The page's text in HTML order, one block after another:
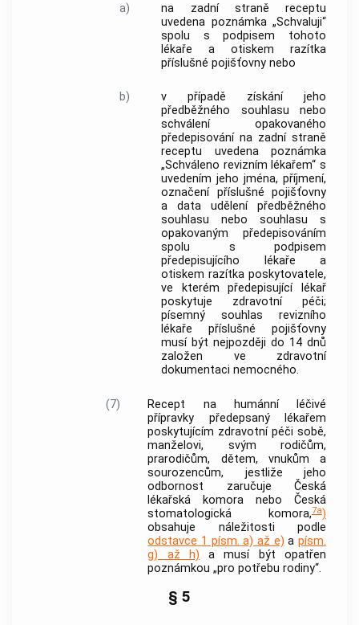
a)
na zadní straně receptu
uvedena poznámka „Schvaluji“
spolu s podpisem tohoto
lékaře a otiskem razítka
příslušné pojišťovny nebo
b)
v případě získání jeho
předběžného souhlasu nebo
schválení opakovaného
předepisování na zadní straně
receptu uvedena poznámka
„Schváleno revizním lékařem“ s
uvedením jeho jména, příjmení,
označení příslušné pojišťovny
a data udělení předběžného
souhlasu nebo souhlasu s
opakovaným předepisováním
spolu s podpisem
předepisujícího lékaře a
otiskem razítka poskytovatele,
ve kterém předepisující lékař
poskytuje zdravotní péči;
písemný souhlas revizního
lékaře příslušné pojišťovny
musí být nejpozději do 14 dnů
založen ve zdravotní
dokumentaci nemocného.
(7) Recept na
humánní léčivé
přípravky předepsaný lékařem
poskytujícím zdravotní péči sobě,
manželovi, svým rodičům,
prarodičům, dětem, vnukům a
sourozencům, jestliže jeho
odbornost zaručuje Česká
lékařská komora nebo Česká
stomatologická komora,7a)
obsahuje náležitosti podle
odstavce 1 písm. a) až e) apísm.
g) až h) a musí být opatřen
poznámkou „pro potřebu rodiny“.
§ 5